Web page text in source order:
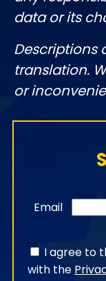
data or its
Descriptions
translation.
or
Email
I agree to
with the